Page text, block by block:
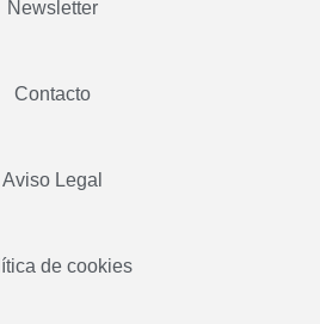
Newsletter
Contacto
Aviso Legal
de cookies